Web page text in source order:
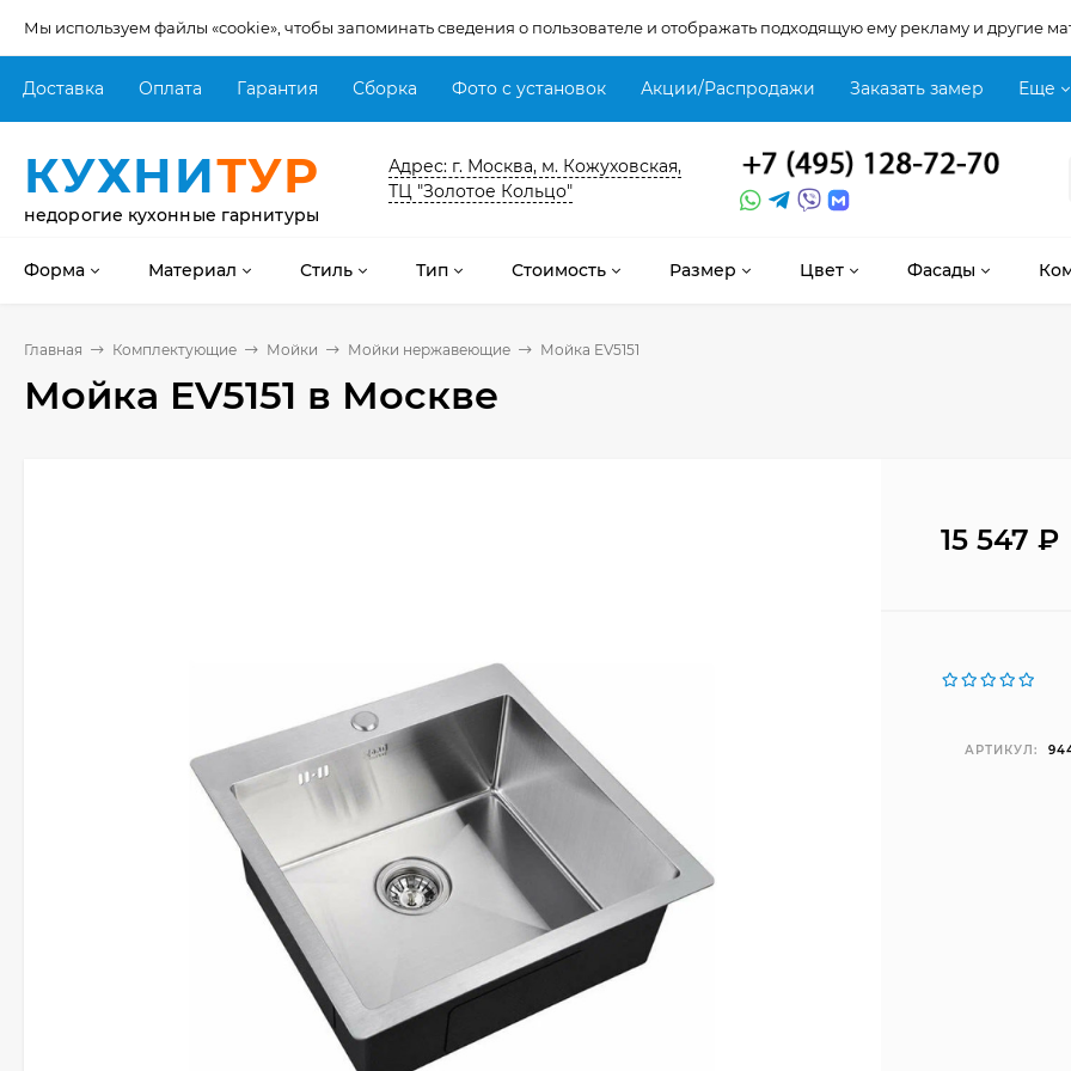
Мы используем файлы «cookie», чтобы запоминать сведения о пользователе и отображать подходящую ему рекламу и другие
Доставка Оплата Гарантия Сборка Фото с установок Акции/Распродажи Заказать замер Еще
КУХНИТУР
недорогие кухонные гарнитуры
Адрес: г. Москва, м. Кожуховская,
ТЦ "Золотое Кольцо"
Форма Материал Стиль Тип Стоимость Размер Цвет Фасады
Главная Комплектующие Мойки Мойки нержавеющие Мойка EV5151
Мойка EV5151 в Москве
15 547₽
АРТИКУЛ: